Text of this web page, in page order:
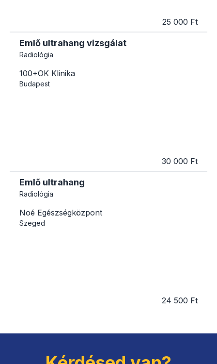
25 000 Ft
Emlő ultrahang vizsgálat
Radiológia
100+OK Klinika
Budapest
30 000 Ft
Emlő ultrahang
Radiológia
Noé Egészségközpont
Szeged
24 500 Ft